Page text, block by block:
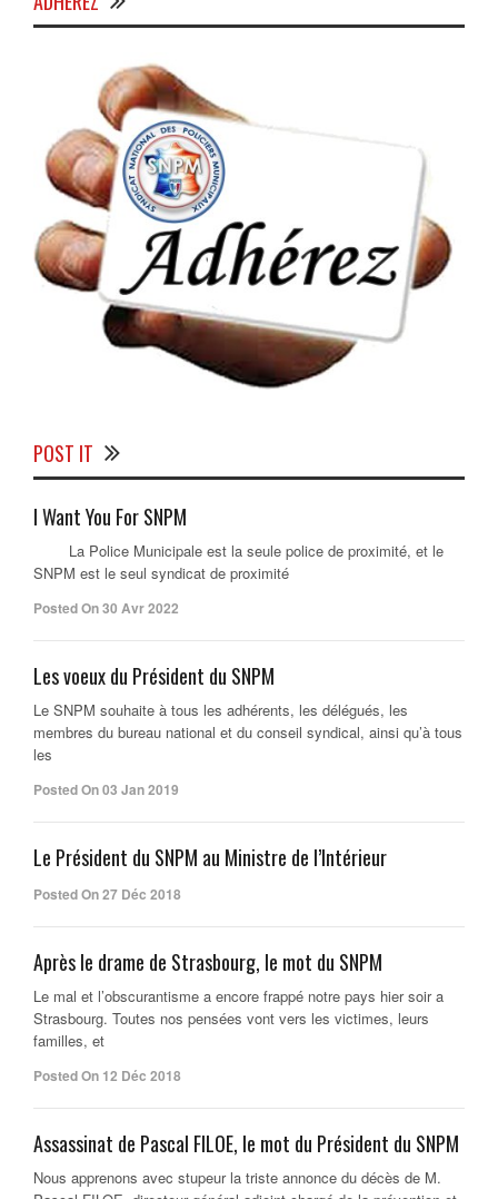
POST IT
I Want You For SNPM
La Police Municipale est la seule police de proximité, et le
SNPM est le seul syndicat de proximité
Posted On 30 Avr 2022
Les voeux du Président du SNPM
Le SNPM souhaite à tous les adhérents, les délégués, les
membres du bureau national et du conseil syndical, ainsi qu’à tous
les
Posted On 03 Jan 2019
Le Président du SNPM au Ministre de l’Intérieur
Posted On 27 Déc 2018
Après le drame de Strasbourg, le mot du SNPM
Le mal et l’obscurantisme a encore frappé notre pays hier soir a
Strasbourg. Toutes nos pensées vont vers les victimes, leurs
familles, et
Posted On 12 Déc 2018
Assassinat de Pascal FILOE, le mot du Président du SNPM
Nous apprenons avec stupeur la triste annonce du décès de M.